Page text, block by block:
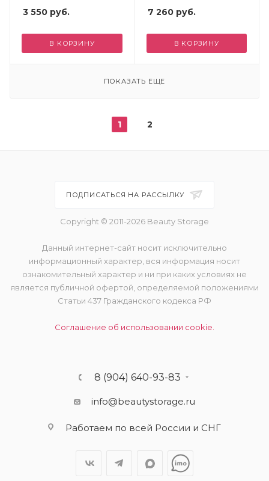
3 550 руб.
В КОРЗИНУ
7 260руб.
В КОРЗИНУ
ПОКАЗАТЬ ЕЩЕ
1 2
ПОДПИСАТЬСЯ НА РАССЫЛКУ
Copyright © 2011-2026 Beauty Storage
Данный интернет-сайт носит исключительно
информационный характер, вся информация носит
ознакомительный характер и ни при каких условиях не
является публичной офертой, определяемой положениями
Статьи 437 Гражданского кодекса РФ
Соглашение об использовании cookie.
8 (904) 640-93-83
info@beautystorage.ru
Работаем по всей России и СНГ